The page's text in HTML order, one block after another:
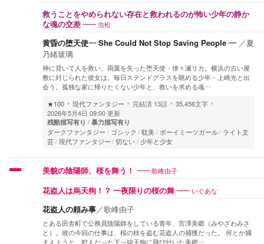
救うことをやめられない存在と救われるのが怖い少年の静か
な魂の交差
虫松
黄昏の堕天使— She Could Not Stop Saving People — ／夏
乃緒玻璃
神に背いて人を救い、両翼を失った堕天使・律々瀬リカ。横浜の古い屋
敷に封じられた彼女は、毎日ステンドグラスを眺める少年・上崎光と出
会う。孤独な家に帰りたくない少年と、救いを求める魂…
★100
現代ファンタジー 完結済 13話
35,456文字
2026年5月4日 09:00 更新
残酷描写有り 暴力描写有り
ダークファンタジー ゴシック 耽美 ボーイミーツガール ライト文
芸 現代ファンタジー 切ない 少年と少女
美貌の陰陽師、桜を舞う！ 歌峰由子
花盗人は烏天狗！？ 一夜限りの桜の舞 いぐあな
花盗人の頼み事／歌峰由子
とある田舎町で公務員陰陽師をしている青年、宮澤美郷（みやざわみさ
と）。彼の今回の仕事は、桜の枝を盗む花盗人の捕獲だった。 何とか捕
まえようと、犯人だった下っ端天狗に飛び付いた美郷…